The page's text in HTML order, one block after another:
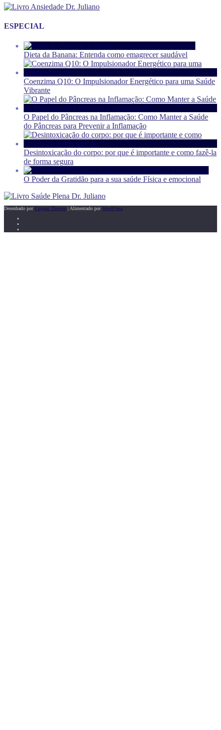
ESPECIAL
Dieta da Banana: Entenda como emagrecer saudável
Coenzima Q10: O Impulsionador Energético para uma Saúde
Vibrante
O Papel do Pâncreas na Inflamação: Como Manter a Saúde
do Pâncreas para Prevenir a Inflamação
Desintoxicação do corpo: por que é importante e como fazê-la
de forma segura
O Poder da Gratidão para a sua saúde Física e emocional
Desenhado por Elegant Themes | Alimentado porWordPress